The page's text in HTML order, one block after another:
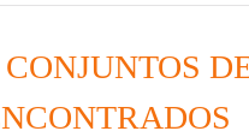
CONJUNTOS